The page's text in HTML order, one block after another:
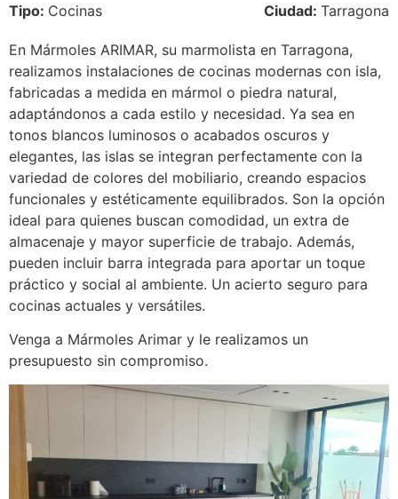
Tipo: Cocinas Ciudad: Tarragona
En Mármoles ARIMAR, su marmolista en Tarragona,
realizamos instalaciones de cocinas modernas con isla,
fabricadas a medida en mármol o piedra natural,
adaptándonos a cada estilo y necesidad. Ya sea en
tonos blancos luminosos o acabados oscuros y
elegantes, las islas se integran perfectamente con la
variedad de colores del mobiliario, creando espacios
funcionales y estéticamente equilibrados. Son la opción
ideal para quienes buscan comodidad, un extra de
almacenaje y mayor superficie de trabajo. Además,
pueden incluir barra integrada para aportar un toque
práctico y social al ambiente. Un acierto seguro para
cocinas actuales y versátiles.
Venga a Mármoles Arimar y le realizamos un
presupuesto sin compromiso.